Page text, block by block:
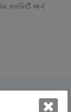
કારકિર્દી અંગે